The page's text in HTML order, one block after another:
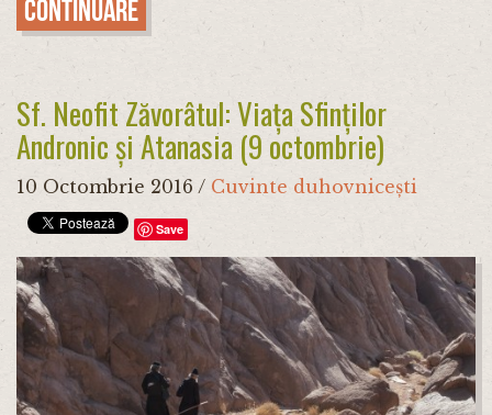
Continuare
Sf. Neofit Zăvorâtul: Viața Sfinților
Andronic și Atanasia (9 octombrie)
10 Octombrie 2016 / Cuvinte duhovnicești
Save